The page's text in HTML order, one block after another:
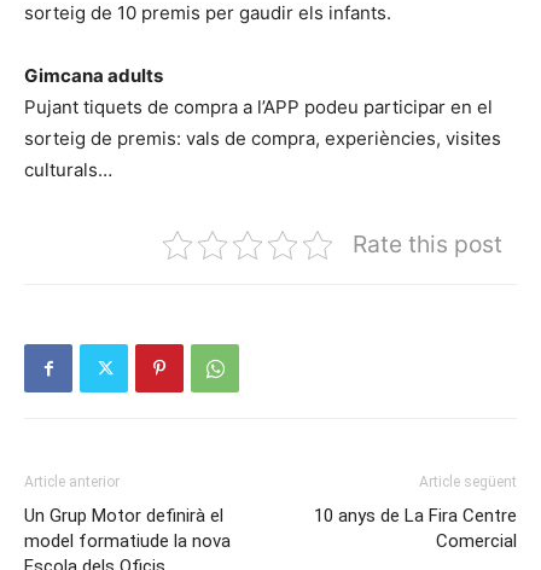
sorteig de 10 premis per gaudir els infants.
Gimcana adults
Pujant tiquets de compra a l’APP podeu participar en el
sorteig de premis: vals de compra, experiències, visites
culturals…
Rate this post
Article anterior
Un Grup Motor definirà el
model formatiude la nova
Article següent
10 anys de La Fira Centre
Comercial